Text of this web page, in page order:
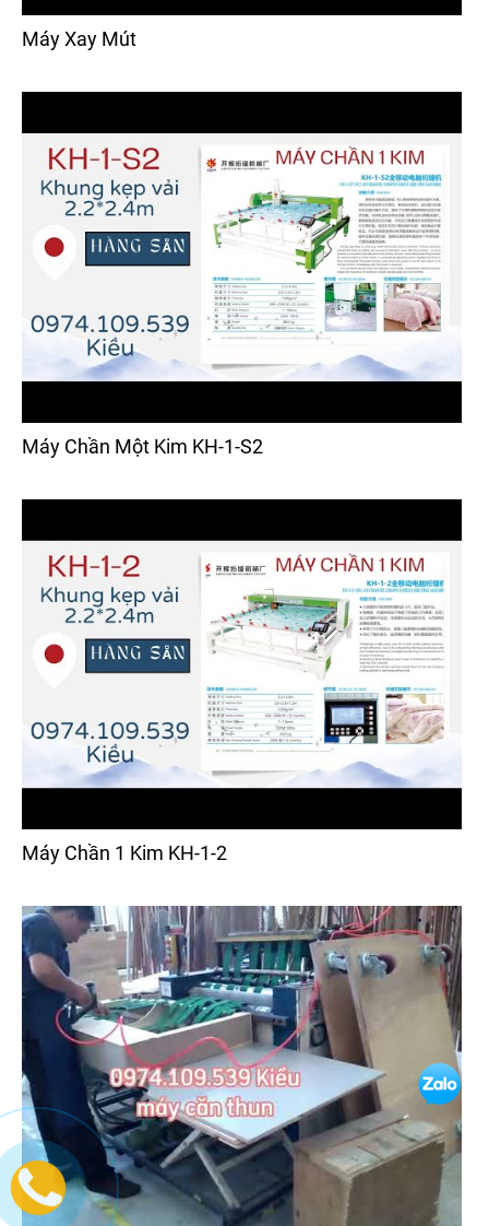
Máy Xay Mút
Máy Chần Một Kim KH-1-S2
Máy Chần 1 Kim KH-1-2